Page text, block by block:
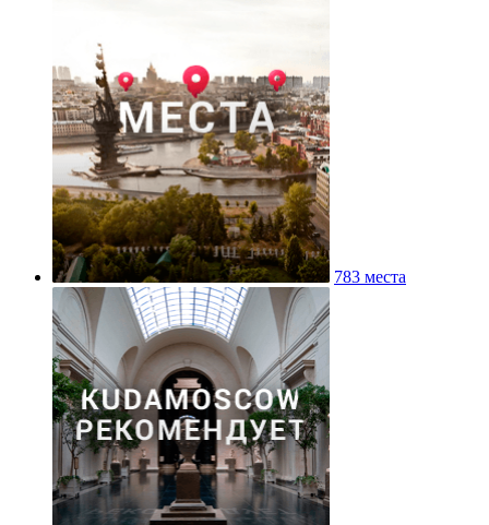
783 места